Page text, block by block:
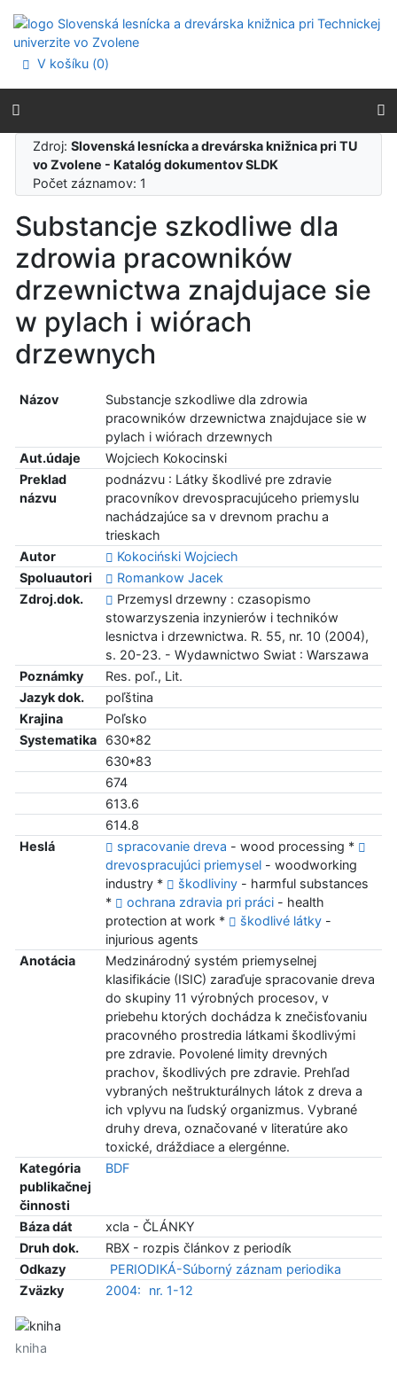
Prejsť na menu
Prehlásenie o webovej prístupnosti
V košíku (0)
Zdroj:Slovenská lesnícka a drevárska knižnica pri TU
vo Zvolene - Katalóg dokumentov SLDK
Počet záznamov: 1
Substancje szkodliwe dla
zdrowia pracowników
drzewnictwa znajdujace sie
w pylach i wiórach
drzewnych
Názov
Substancje szkodliwe dla zdrowia
pracowników drzewnictwa znajdujace sie w
pylach i wiórach drzewnych
Aut.údaje
Wojciech Kokocinski
Preklad
názvu
podnázvu : Látky škodlivé pre zdravie
pracovníkov drevospracujúceho priemyslu
nachádzajúce sa v drevnom prachu a
trieskach
Autor
Kokociński Wojciech
Spoluautori
Romankow Jacek
Zdroj.dok.
Przemysl drzewny : czasopismo
stowarzyszenia inzynierów i techników
lesnictva i drzewnictwa. R. 55, nr. 10 (2004),
s. 20-23. - Wydawnictwo Swiat : Warszawa
Poznámky
Res. poľ., Lit.
Jazyk dok.
poľština
Krajina
Poľsko
Systematika
630*82
630*83
674
613.6
614.8
Heslá
spracovanie dreva - wood processing *
drevospracujúci priemysel- woodworking
industry *
škodliviny- harmful substances
*
ochrana zdravia pri práci- health
protection at work *
škodlivé látky-
injurious agents
Anotácia
Medzinárodný systém priemyselnej
klasifikácie (ISIC) zaraďuje spracovanie dreva
do skupiny 11 výrobných procesov, v
priebehu ktorých dochádza k znečisťovaniu
pracovného prostredia látkami škodlivými
pre zdravie. Povolené limity drevných
prachov, škodlivých pre zdravie. Prehľad
vybraných neštrukturálnych látok z dreva a
ich vplyvu na ľudský organizmus. Vybrané
druhy dreva, označované v literatúre ako
toxické, dráždiace a elergénne.
Kategória
publikačnej
činnosti
BDF
Báza dát
xcla - ČLÁNKY
Druh dok.
RBX - rozpis článkov z periodík
Odkazy
PERIODIKÁ-Súborný záznam periodika
Zväzky
2004: nr. 1-12
kniha